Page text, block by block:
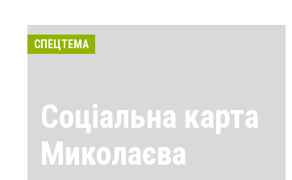
СПЕЦТЕМА
Соціальна карта
Миколаєва